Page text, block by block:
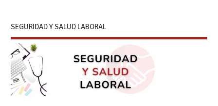
SEGURIDAD Y SALUD LABORAL